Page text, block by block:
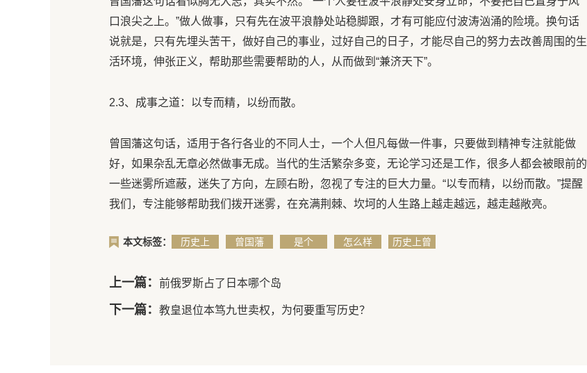
口浪尖之上。”做人做事，只有先在波平浪静处站稳脚跟，才有可能应付波涛汹涌的险境。换句话
说就是，只有先埋头苦干，做好自己的事业，过好自己的日子，才能尽自己的努力去改善周围的生
活环境，伸张正义，帮助那些需要帮助的人，从而做到“兼济天下”。
2.3、成事之道：以专而精，以纷而散。
曾国藩这句话，适用于各行各业的不同人士，一个人但凡每做一件事，只要做到精神专注就能做
好，如果杂乱无章必然做事无成。当代的生活繁杂多变，无论学习还是工作，很多人都会被眼前的
一些迷雾所遮蔽，迷失了方向，左顾右盼，忽视了专注的巨大力量。“以专而精，以纷而散。”提醒
我们，专注能够帮助我们拨开迷雾，在充满荆棘、坎坷的人生路上越走越远，越走越敞亮。
本文标签： 历史上 曾国藩 是个 怎么样
历史上曾
上一篇： 前俄罗斯占了日本哪个岛
下一篇： 教皇退位本笃九世卖权，为何要重写历史？